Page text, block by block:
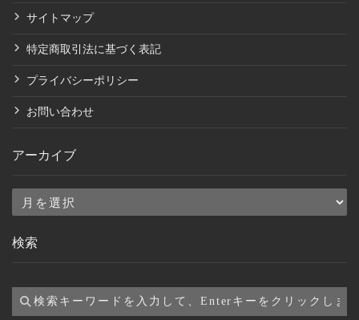
サイトマップ
特定商取引法に基づく表記
プライバシーポリシー
お問い合わせ
アーカイブ
ア
カ
ブ
検索